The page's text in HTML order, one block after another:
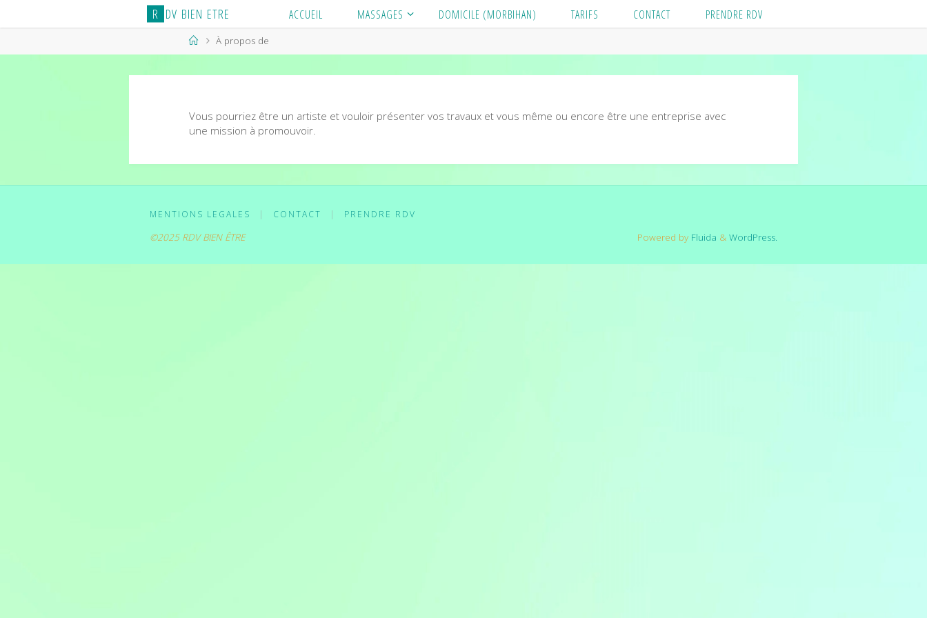
R DV BIEN ETRE ACCUEIL MASSAGES DOMICILE (MORBIHAN) TARIFS CONTACT PRENDRE RDV
HomeÀ propos de
Vous pourriez être un artiste et vouloir présenter vos travaux et vous même ou encore être une entreprise avec
une mission à promouvoir.
MENTIONS LEGALES | CONTACT | PRENDRE RDV
©2025 RDV BIEN ÊTRE Powered by Fluida & WordPress.